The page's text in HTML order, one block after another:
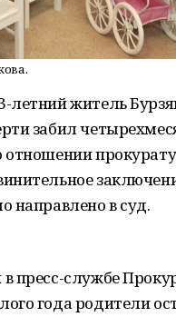
летний житель
забил
направлено в суд.
пресс-службе
года родители